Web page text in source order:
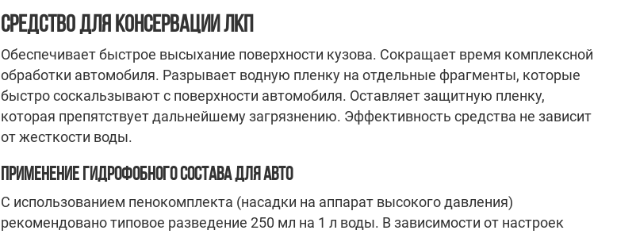
СРЕДСТВО ДЛЯ КОНСЕРВАЦИИ ЛКП
Обеспечивает быстрое высыхание поверхности кузова. Cокращает время комплексной
обработки автомобиля. Разрывает водную пленку на отдельные фрагменты, которые
быстро соскальзывают с поверхности автомобиля. Оставляет защитную пленку,
которая препятствует дальнейшему загрязнению. Эффективность средства не зависит
от жесткости воды.
ПРИМЕНЕНИЕ ГИДРОФОБНОГО СОСТАВА ДЛЯ АВТО
С использованием пенокомплекта (насадки на аппарат высокого давления)
рекомендовано типовое разведение 250 мл на 1 л воды. В зависимости от настроек